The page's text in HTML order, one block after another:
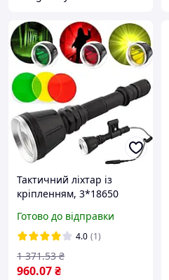
Тактичний ліхтар із
кріпленням, 3*18650
Потужний ліхтарик з
виносною кнопкою
Готово до відправки
4.0 (1)
960.07₴
1 371.53 ₴